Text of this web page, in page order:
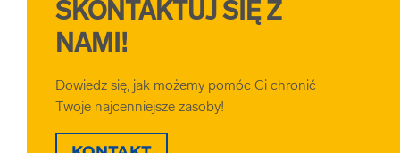
SKONTAKTUJ SIĘ Z
NAMI!
Dowiedz się, jak możemy pomóc Ci chronić
Twoje najcenniejsze zasoby!